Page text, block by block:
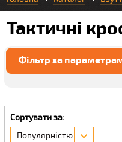
Тактичні
Фільтр за
Сортувати за:
Популярністю